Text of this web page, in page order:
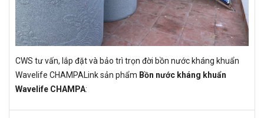
CWS tư vấn, lắp đặt và bảo trì trọn đời bồn nước kháng khuẩn
Wavelife CHAMPALink sản phẩm Bồn nước kháng khuẩn
Wavelife CHAMPA: